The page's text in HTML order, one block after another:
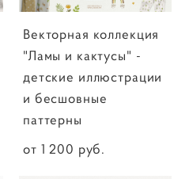
Векторная коллекция
"Ламы и кактусы" -
детские иллюстрации
и бесшовные
паттерны
от 1 200 pуб.